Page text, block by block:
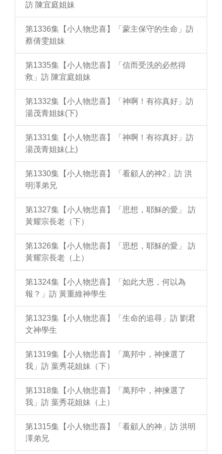
訪 陳宜庭姐妹
第1336集【小人物悲喜】「蒙主保守的生命」訪
蔡倩雯姐妹
第1335集【小人物悲喜】「信而受洗的必然得
救」訪 陳宜庭姐妹
第1332集【小人物悲喜】「神啊！有祢真好」訪
湯茂青姐妹(下)
第1331集【小人物悲喜】「神啊！有祢真好」訪
湯茂青姐妹(上)
第1330集【小人物悲喜】「看顧人的神2」訪 洪
明澤弟兄
第1327集【小人物悲喜】「思想，耶穌的愛」 訪
黃耀宗長老（下）
第1326集【小人物悲喜】「思想，耶穌的愛」 訪
黃耀宗長老（上）
第1324集【小人物悲喜】「如此大恩，何以為
報？」訪 黃重維神學生
第1323集【小人物悲喜】「生命的追尋」訪 劉君
文神學生
第1319集【小人物悲喜】「萬邦中，神揀選了
我」訪 葉秀花姐妹（下）
第1318集【小人物悲喜】「萬邦中，神揀選了
我」訪 葉秀花姐妹（上）
第1315集【小人物悲喜】「看顧人的神」訪 洪明
澤弟兄